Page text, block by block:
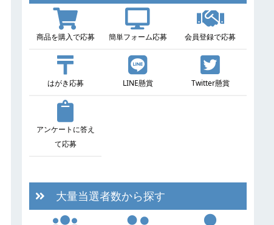
商品を購入で応募 簡単フォーム応募 会員登録で応募
はがき応募 LINE懸賞 Twitter懸賞
アンケートに答え
て応募
大量当選者数から探す